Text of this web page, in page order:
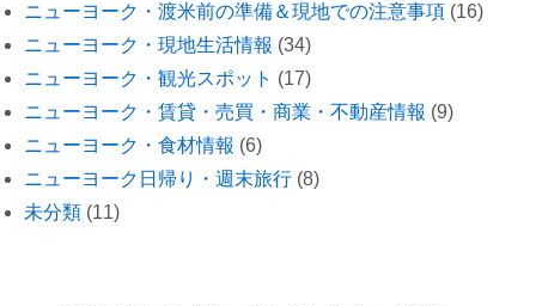
ニューヨーク・渡米前の準備＆現地での注意事項 (16)
ニューヨーク・現地生活情報 (34)
ニューヨーク・観光スポット (17)
ニューヨーク・賃貸・売買・商業・不動産情報 (9)
ニューヨーク・食材情報 (6)
ニューヨーク日帰り・週末旅行 (8)
未分類 (11)